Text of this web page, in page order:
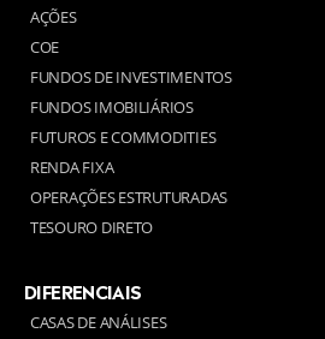
AÇÕES
COE
FUNDOS DE INVESTIMENTOS
FUNDOS IMOBILIÁRIOS
FUTUROS E COMMODITIES
RENDA FIXA
OPERAÇÕES ESTRUTURADAS
TESOURO DIRETO
DIFERENCIAIS
CASAS DE ANÁLISES